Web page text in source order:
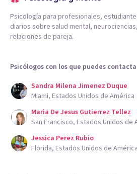
Psicología para profesionales,
diarios sobre salud mental,
relaciones de pareja.
Psicólogos con los que puedes
Sandra Milena Jimenez Duque
Miami, Estados Unidos de América
Maria De Jesus Gutierrez Tellez
San Francisco, Estados Unidos de
Jessica Perez Rubio
Florida, Estados Unidos de América